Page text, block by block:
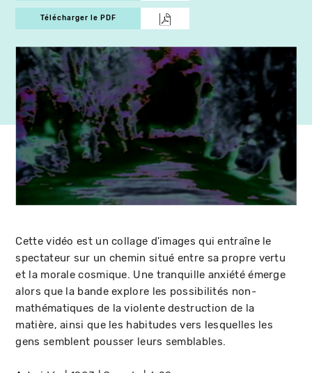
Télécharger le PDF
Cette vidéo est un collage d'images qui entraîne le
spectateur sur un chemin situé entre sa propre vertu
et la morale cosmique. Une tranquille anxiété émerge
alors que la bande explore les possibilités non-
mathématiques de la violente destruction de la
matière, ainsi que les habitudes vers lesquelles les
gens semblent pousser leurs semblables.